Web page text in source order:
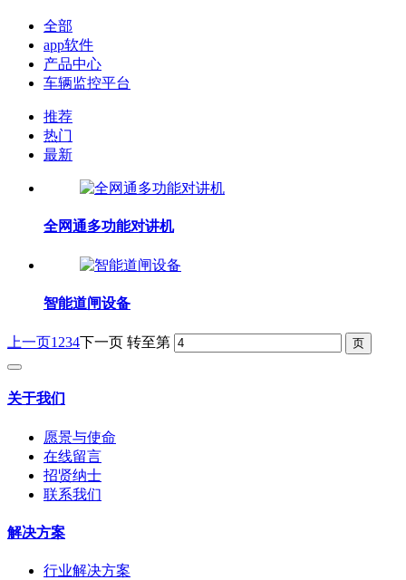
全部
app软件
产品中心
车辆监控平台
推荐
热门
最新
全网通多功能对讲机
智能道闸设备
上一页1 234下一页 转至第
关于我们
愿景与使命
在线留言
招贤纳士
联系我们
解决方案
行业解决方案